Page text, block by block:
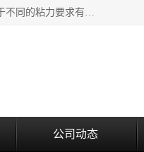
该类保护膜有复合，透明、奶白、蓝色、黑白等膜型。特高粘，高粘，中高粘，中粘，中低粘，低粘等。对于不同的粘力要求有相应的产品相适配。无胶渍残留污染。在较宽的收卷幅度下平整无皱纹，收卷长度大，利于机械化及自动化施工粘贴。为您的产品提供的表面保护解决方案。 产品广泛适用于：铝材、不锈钢、金属、塑料、电子、家电、家具、玻璃、化工材料、装饰材料等。
公司动态